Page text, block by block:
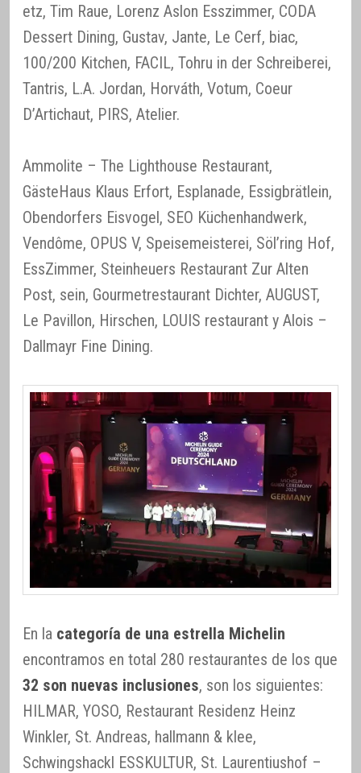
etz, Tim Raue, Lorenz Aslon Esszimmer, CODA
Dessert Dining, Gustav, Jante, Le Cerf, biac,
100/200 Kitchen, FACIL, Tohru in der Schreiberei,
Tantris, L.A. Jordan, Horváth, Votum, Coeur
D’Artichaut, PIRS, Atelier.
Ammolite – The Lighthouse Restaurant,
GästeHaus Klaus Erfort, Esplanade, Essigbrätlein,
Obendorfers Eisvogel, SEO Küchenhandwerk,
Vendôme, OPUS V, Speisemeisterei, Söl’ring Hof,
EssZimmer, Steinheuers Restaurant Zur Alten
Post, sein, Gourmetrestaurant Dichter, AUGUST,
Le Pavillon, Hirschen, LOUIS restaurant y Alois –
Dallmayr Fine Dining.
En la categoría de una estrella Michelin
encontramos en total 280 restaurantes de los que
32 son nuevas inclusiones, son los siguientes:
HILMAR, YOSO, Restaurant Residenz Heinz
Winkler, St. Andreas, hallmann & klee,
Schwingshackl ESSKULTUR, St. Laurentiushof –